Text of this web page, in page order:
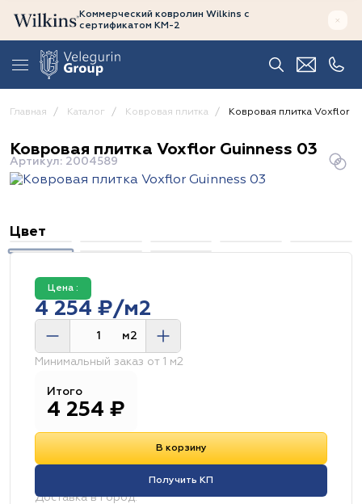
Коммерческий ковролин Wilkins с
сертификатом КМ-2
Главная Каталог Ковровая плитка Ковровая плитка Voxflor
Ковровая плитка Voxflor Guinness 03
Артикул: 2004589
Цвет
Цена :
4 254 ₽/м2
м2
Минимальный заказ от 1 м2
Итого
4 254 ₽
В корзину
Получить КП
Доставка в город: